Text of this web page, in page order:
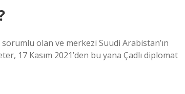
olan ve merkezi Suudi Arabistan’ın
17 Kasım 2021’den bu yana Çadlı diplomat